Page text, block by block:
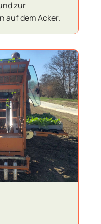
zur
auf dem Acker.